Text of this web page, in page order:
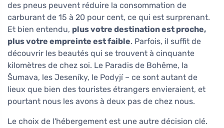
des pneus peuvent réduire la consommation de
carburant de 15 à 20 pour cent, ce qui est surprenant.
Et bien entendu, plus votre destination est proche,
plus votre empreinte est faible. Parfois, il suffit de
découvrir les beautés qui se trouvent à cinquante
kilomètres de chez soi. Le Paradis de Bohême, la
Šumava, les Jeseníky, le Podyjí – ce sont autant de
lieux que bien des touristes étrangers envieraient, et
pourtant nous les avons à deux pas de chez nous.
Le choix de l'hébergement est une autre décision clé.